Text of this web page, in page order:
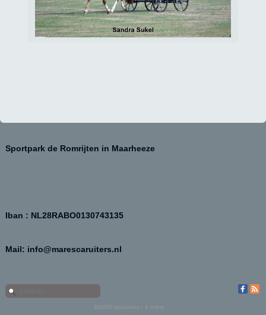
Sportpark de Romrijten in Maarheeze
Iban : NL28RABO0130743135
Mail: info@marescaruiters.nl
838950
bezoekers - 4 online